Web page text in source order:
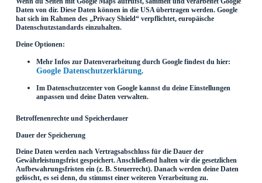
Daten von dir. Diese Daten können in die USA übertragen werden. Google
hat sich im Rahmen des „Privacy Shield“ verpflichtet, europäische
Datenschutzstandards einzuhalten.
Deine Optionen:
Mehr Infos zur Datenverarbeitung durch Google findest du hier:
Google Datenschutzerklärung.
Im Datenschutzcenter von Google kannst du deine Einstellungen
anpassen und deine Daten verwalten.
Betroffenenrechte und Speicherdauer
Dauer der Speicherung
Deine Daten werden nach Vertragsabschluss für die Dauer der
Gewährleistungsfrist gespeichert. Anschließend halten wir die gesetzlichen
Aufbewahrungsfristen ein (z. B. Steuerrecht). Danach werden deine Daten
gelöscht, es sei denn, du stimmst einer weiteren Verarbeitung zu.